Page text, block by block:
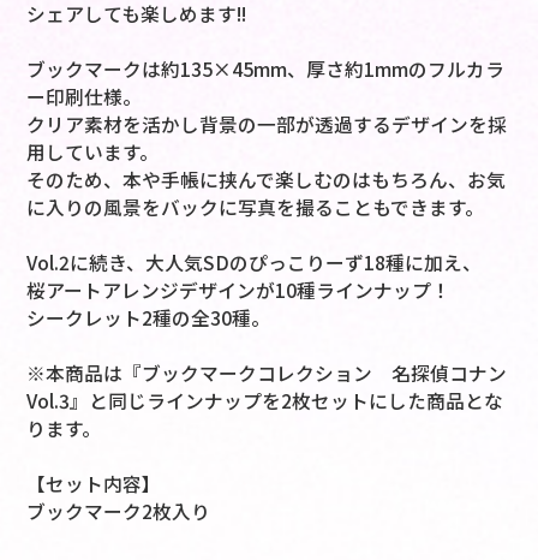
シェアしても楽しめます!!
ブックマークは約135×45mm、厚さ約1mmのフルカラ
ー印刷仕様。
クリア素材を活かし背景の一部が透過するデザインを採
用しています。
そのため、本や手帳に挟んで楽しむのはもちろん、お気
に入りの風景をバックに写真を撮ることもできます。
Vol.2に続き、大人気SDのぴっこりーず18種に加え、
桜アートアレンジデザインが10種ラインナップ！
シークレット2種の全30種。
※本商品は『ブックマークコレクション 名探偵コナン
Vol.3』と同じラインナップを2枚セットにした商品とな
ります。
【セット内容】
ブックマーク2枚入り